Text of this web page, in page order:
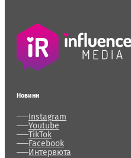
Новини
Instagram
Youtube
TikTok
Facebook
Интервюта